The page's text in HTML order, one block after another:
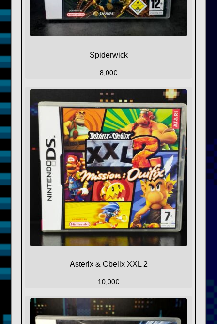
Spiderwick
8,00€
Asterix & Obelix XXL 2
10,00€